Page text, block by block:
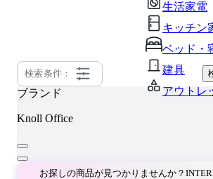
生活家電
キッチン
ベッド・
建具
アウトレ
検索条件：
ブランド
Knoll Office
お探しの商品が見つかりませんか？